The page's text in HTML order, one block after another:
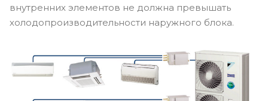
внутренних элементов не должна превышать
холодопроизводительности наружного блока.